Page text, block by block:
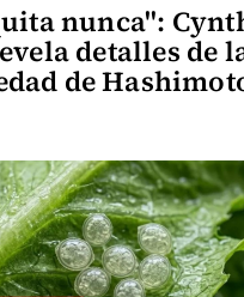
nunca":
detalles de
de